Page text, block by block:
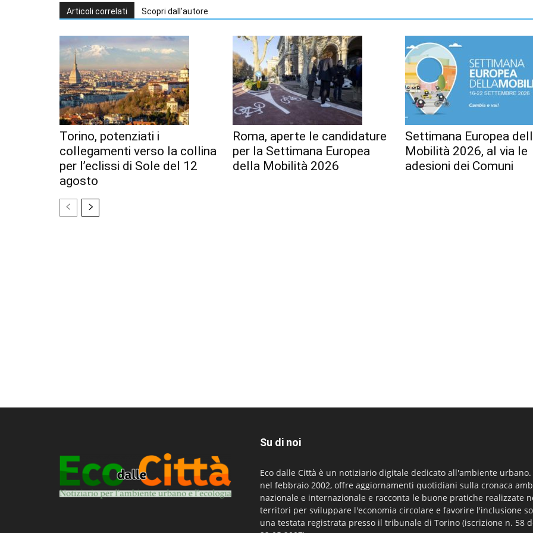
Articoli correlati Scopri dall'autore
Torino, potenziati i
collegamenti verso la collina
per l’eclissi di Sole del 12
agosto
Roma, aperte le candidature
per la Settimana Europea
della Mobilità 2026
Settimana Europea
Mobilità 2026, al via le
adesioni dei Comuni
Su di noi
Eco dalle Città è un notiziario digitale dedicato all'ambiente
nel febbraio 2002, offre aggiornamenti quotidiani sulla cronaca
nazionale e internazionale e racconta le buone pratiche realizzate
territori per sviluppare l'economia circolare e favorire l'inclusione
una testata registrata presso il tribunale di Torino (iscrizione n. 58